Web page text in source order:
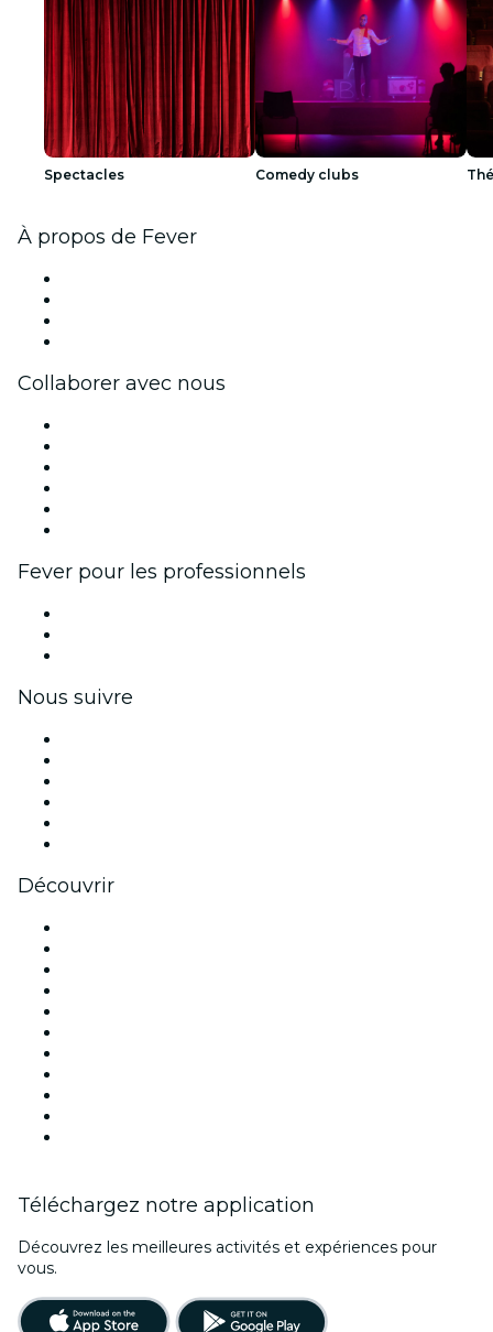
Spectacles Comedy clubs
À propos de Fever
Collaborer avec nous
Fever pour les professionnels
Nous suivre
Découvrir
Téléchargez notre application
Découvrez les meilleures activités et expériences pour
vous.